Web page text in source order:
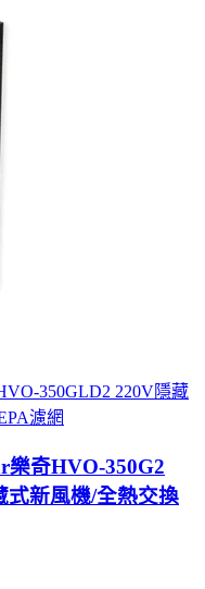
350GLD2 220V隱藏
濾網
樂奇HVO-350G2
新風機/全熱交換